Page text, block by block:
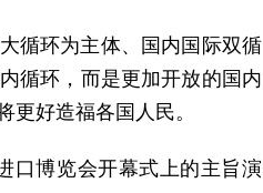
环为主体、国内国际双循
循环，而是更加开放的国内
好造福各国人民。
口博览会开幕式上的主旨演